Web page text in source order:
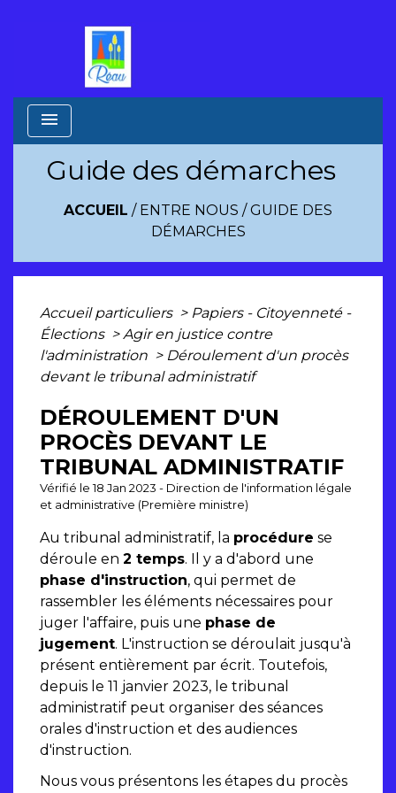
menu
Guide des démarches
ACCUEIL / ENTRE NOUS /GUIDE DES
DÉMARCHES
Accueil particuliers > Papiers - Citoyenneté -
Élections > Agir en justice contre
l'administration > Déroulement d'un procès
devant le tribunal administratif
DÉROULEMENT D'UN
PROCÈS DEVANT LE
TRIBUNAL ADMINISTRATIF
Vérifié le 18 Jan 2023 - Direction de l'information légale
et administrative (Première ministre)
Au tribunal administratif, la procédure se
déroule en 2 temps. Il y a d'abord une
phase d'instruction, qui permet de
rassembler les éléments nécessaires pour
juger l'affaire, puis une phase de
jugement. L'instruction se déroulait jusqu'à
présent entièrement par écrit. Toutefois,
depuis le 11 janvier 2023, le tribunal
administratif peut organiser des séances
orales d'instruction et des audiences
d'instruction.
Nous vous présentons les étapes du procès